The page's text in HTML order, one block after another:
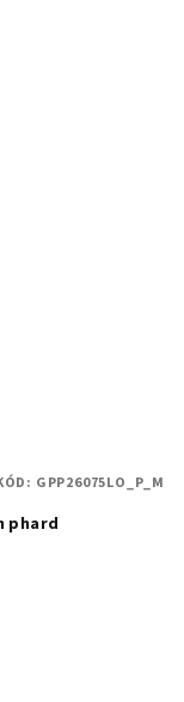
phard
GPP26075LO_P_M